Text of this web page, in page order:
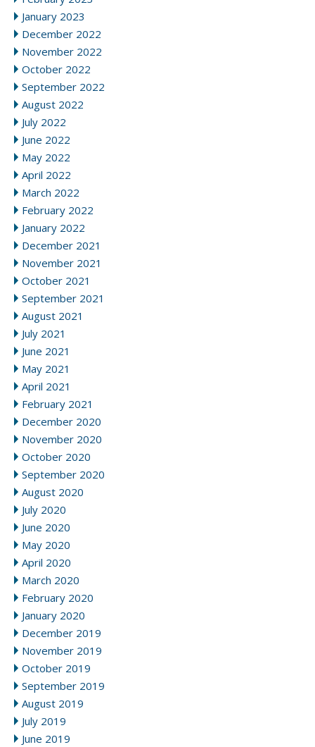
January 2023
December 2022
November 2022
October 2022
September 2022
August 2022
July 2022
June 2022
May 2022
April 2022
March 2022
February 2022
January 2022
December 2021
November 2021
October 2021
September 2021
August 2021
July 2021
June 2021
May 2021
April 2021
February 2021
December 2020
November 2020
October 2020
September 2020
August 2020
July 2020
June 2020
May 2020
April 2020
March 2020
February 2020
January 2020
December 2019
November 2019
October 2019
September 2019
August 2019
July 2019
June 2019